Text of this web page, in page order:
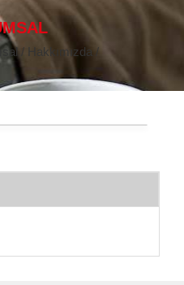
/ Hakkımızda /